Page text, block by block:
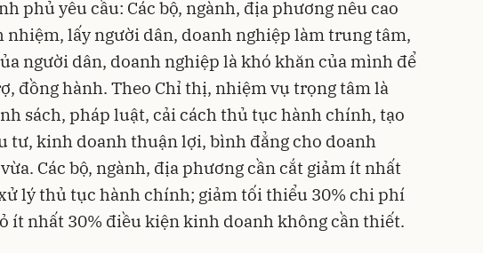
phủ yêu cầu: Các bộ, ngành, địa phương nêu cao
lấy người dân, doanh nghiệp làm trung tâm,
người dân, doanh nghiệp là khó khăn của mình để
đồng hành. Theo Chỉ thị, nhiệm vụ trọng tâm là
sách, pháp luật, cải cách thủ tục hành chính, tạo
tư, kinh doanh thuận lợi, bình đẳng cho doanh
Các bộ, ngành, địa phương cần cắt giảm ít nhất
lý thủ tục hành chính; giảm tối thiểu 30% chi phí
ít nhất 30% điều kiện kinh doanh không cần thiết.